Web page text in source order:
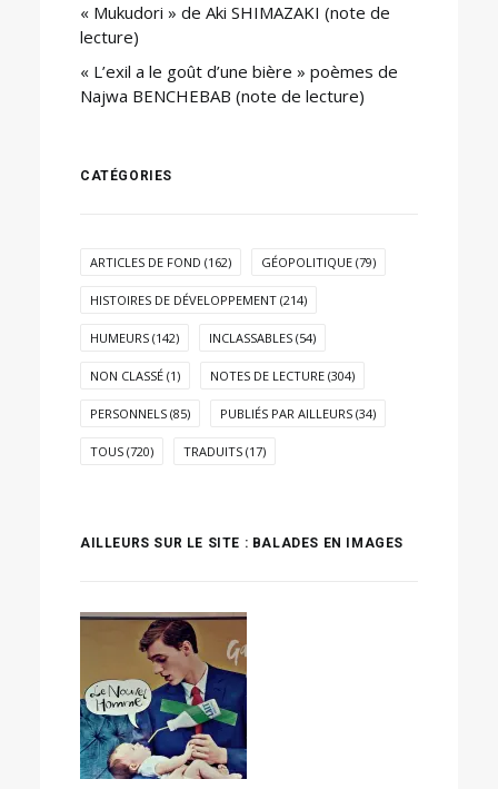
« Mukudori » de Aki SHIMAZAKI (note de
lecture)
« L’exil a le goût d’une bière » poèmes de
Najwa BENCHEBAB (note de lecture)
CATÉGORIES
ARTICLES DE FOND (162) GÉOPOLITIQUE (79)
HISTOIRES DE DÉVELOPPEMENT (214)
HUMEURS (142) INCLASSABLES (54)
NON CLASSÉ (1) NOTES DE LECTURE (304)
PERSONNELS (85) PUBLIÉS PAR AILLEURS (34)
TOUS (720) TRADUITS (17)
AILLEURS SUR LE SITE : BALADES EN IMAGES